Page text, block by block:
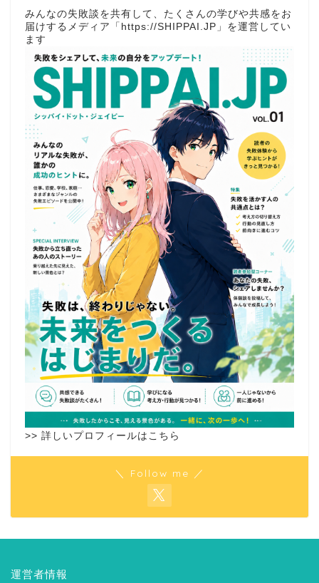
みんなの失敗談を共有して、たくさんの学びや共感をお
届けするメディア「 https://SHIPPAI.JP 」を運営してい
ます
>> 詳しいプロフィールはこちら
＼ Follow me ／
運営者情報